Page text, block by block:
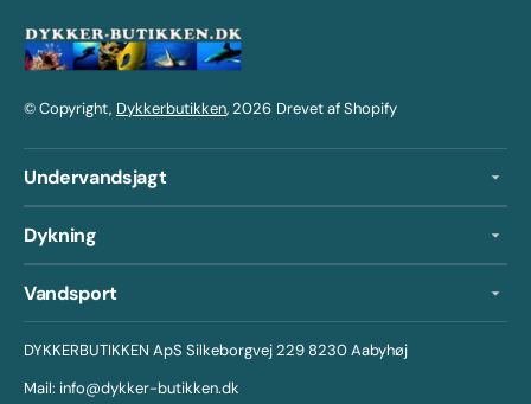
© Copyright, Dykkerbutikken, 2026 Drevet af Shopify
Undervandsjagt
Dykning
Vandsport
DYKKERBUTIKKEN ApS Silkeborgvej 229 8230 Aabyhøj
Mail: info@dykker-butikken.dk